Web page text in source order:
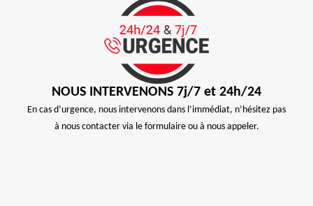
NOUS INTERVENONS 7j/7 et 24h/24
En cas d’urgence, nous intervenons dans l’immédiat, n’hésitez pas
à nous contacter via le formulaire ou à nous appeler.